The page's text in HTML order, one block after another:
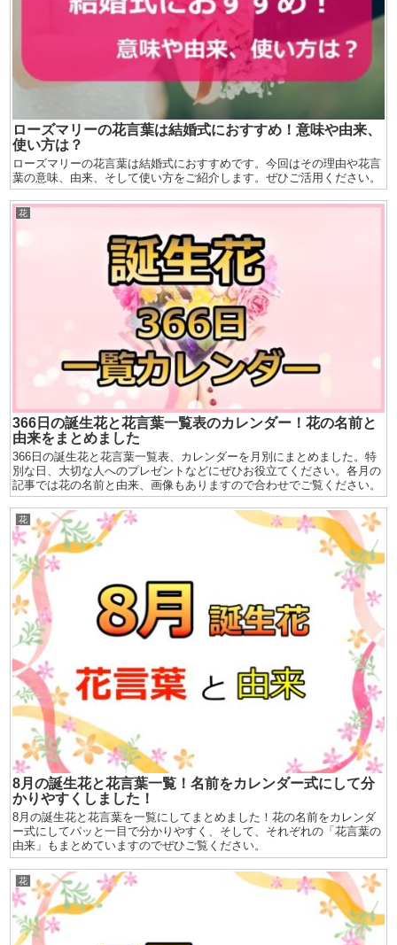
ローズマリーの花言葉は結婚式におすすめ！意味や由来、
使い方は？
ローズマリーの花言葉は結婚式におすすめです。今回はその理由や花言
葉の意味、由来、そして使い方をご紹介します。ぜひご活用ください。
花
366日の誕生花と花言葉一覧表のカレンダー！花の名前と
由来をまとめました
366日の誕生花と花言葉一覧表、カレンダーを月別にまとめました。特
別な日、大切な人へのプレゼントなどにぜひお役立てください。各月の
記事では花の名前と由来、画像もありますので合わせでご覧ください。
花
8月の誕生花と花言葉一覧！名前をカレンダー式にして分
かりやすくしました！
8月の誕生花と花言葉を一覧にしてまとめました！花の名前をカレンダ
ー式にしてパッと一目で分かりやすく、そして、それぞれの「花言葉の
由来」もまとめていますのでぜひご覧ください。
花